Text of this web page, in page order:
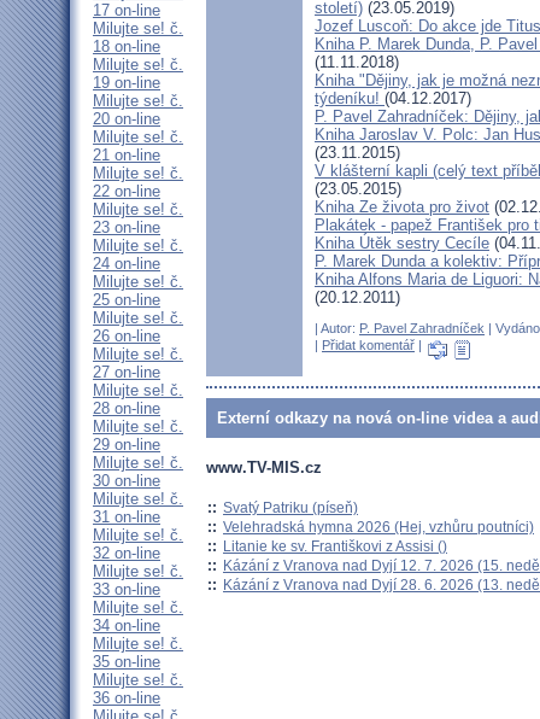
17 on-line
Milujte se! č.
18 on-line
Milujte se! č.
19 on-line
Milujte se! č.
20 on-line
Milujte se! č.
21 on-line
Milujte se! č.
22 on-line
Milujte se! č.
23 on-line
Milujte se! č.
24 on-line
Milujte se! č.
25 on-line
Milujte se! č.
26 on-line
Milujte se! č.
27 on-line
Milujte se! č.
28 on-line
Milujte se! č.
29 on-line
Milujte se! č.
30 on-line
Milujte se! č.
31 on-line
Milujte se! č.
32 on-line
Milujte se! č.
33 on-line
Milujte se! č.
34 on-line
Milujte se! č.
35 on-line
Milujte se! č.
36 on-line
století) (23.05.2019)
Jozef Luscoň: Do akce jde
Kniha P. Marek Dunda, P.
(11.11.2018)
Kniha "Dějiny, jak je možná
týdeníku! (04.12.2017)
P. Pavel Zahradníček: Dějiny,
Kniha Jaroslav V. Polc: Jan
(23.11.2015)
V klášterní kapli (celý text
(23.05.2015)
Kniha Ze života pro život
Plakátek - papež František pro
Kniha Útěk sestry Cecíle
P. Marek Dunda a kolektiv:
Kniha Alfons Maria de Liguori:
(20.12.2011)
| Autor: P. Pavel Zahradníček |
| Přidat komentář |
Externí odkazy na nová on-line videa a
www.TV-MIS.cz
:: Svatý Patriku (píseň)
:: Velehradská hymna 2026 (Hej, vzhůru poutníci)
:: Litanie ke sv. Františkovi z Assisi ()
:: Kázání z Vranova nad Dyjí 12. 7. 2026 (15.
:: Kázání z Vranova nad Dyjí 28. 6. 2026 (13.